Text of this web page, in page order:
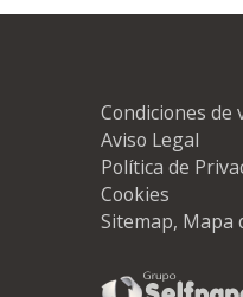
Condiciones de
Aviso Legal
Política de
Cookies
Sitemap, Mapa